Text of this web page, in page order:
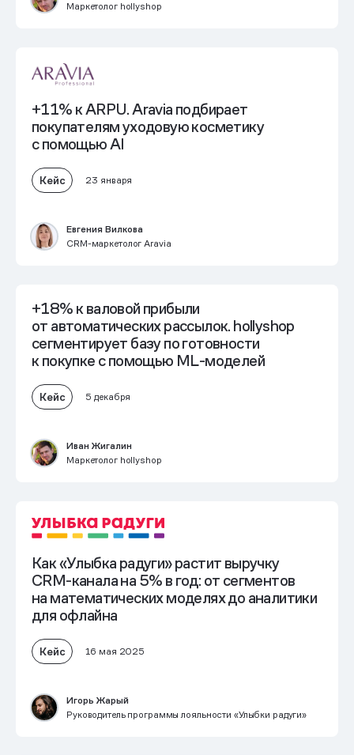
Маркетолог hollyshop
+11% к ARPU.Aravia подбирает
покупателям уходовую косметику
с помощью AI
Кейс 23 января
Евгения Вилкова
CRM-маркетолог Aravia
+18% к валовой прибыли
от автоматических рассылок. hollyshop
сегментирует базу по готовности
к покупке с помощью ML-моделей
Кейс 5 декабря
Иван Жигалин
Маркетолог hollyshop
Как «Улыбка радуги» растит выручку
CRM-канала на 5% в год: от сегментов
на математических моделях до аналитики
для офлайна
Кейс 16 мая 2025
Игорь Жарый
Руководитель программы лояльности «Улыбки радуги»